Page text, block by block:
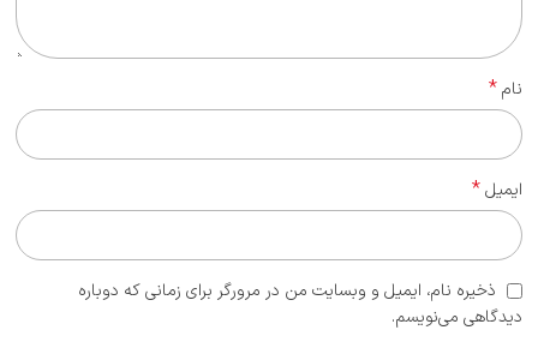
نام*
ایمیل*
ذخیره نام، ایمیل و وبسایت من در مرورگر برای زمانی که دوباره
دیدگاهی می‌نویسم.